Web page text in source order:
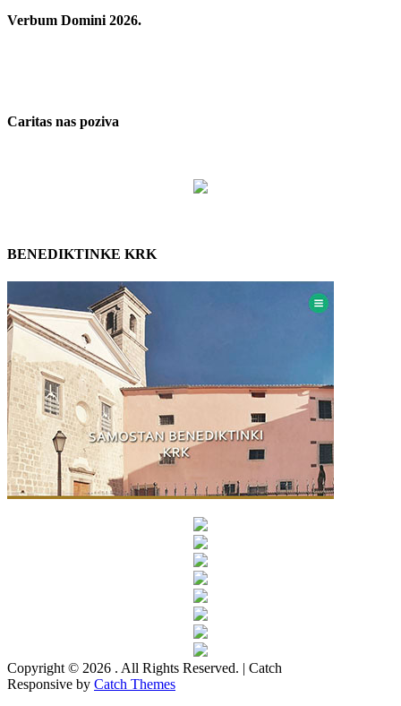
Verbum Domini 2026.
Caritas nas poziva
BENEDIKTINKE KRK
Copyright © 2026 . All Rights Reserved. | Catch
Responsive by Catch Themes